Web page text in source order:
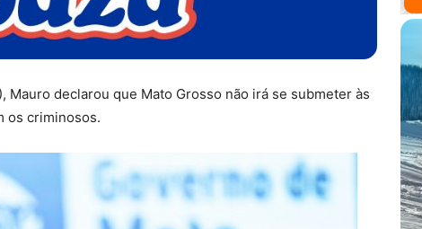
Mauro declarou que Mato Grosso não irá se submeter às
os criminosos.